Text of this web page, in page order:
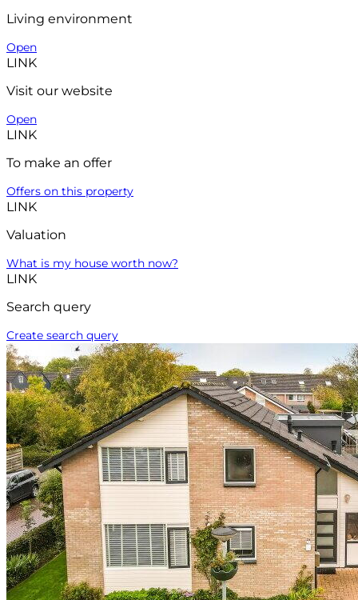
Living environment
Open
LINK
Visit our website
Open
LINK
To make an offer
Offers on this property
LINK
Valuation
What is my house worth now?
LINK
Search query
Create search query